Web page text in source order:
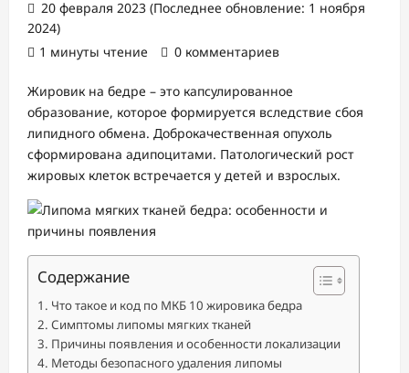
20 февраля 2023 (Последнее обновление: 1 ноября
2024)
1 минуты чтение
0 комментариев
Жировик на бедре – это капсулированное
образование, которое формируется вследствие сбоя
липидного обмена. Доброкачественная опухоль
сформирована адипоцитами. Патологический рост
жировых клеток встречается у детей и взрослых.
Содержание
Что такое и код по МКБ 10 жировика бедра
Симптомы липомы мягких тканей
Причины появления и особенности локализации
Методы безопасного удаления липомы